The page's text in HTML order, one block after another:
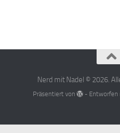
Nerd mit Nadel © 2026.
Präsentiert von - Entworfen